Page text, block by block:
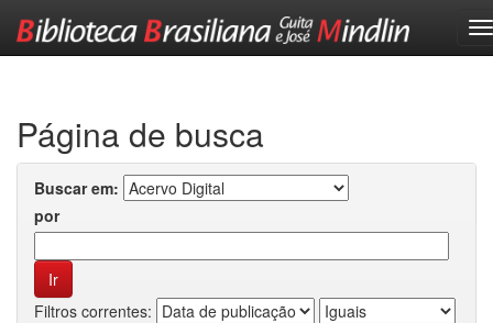
Página de busca
Buscar em:
por
Filtros correntes: